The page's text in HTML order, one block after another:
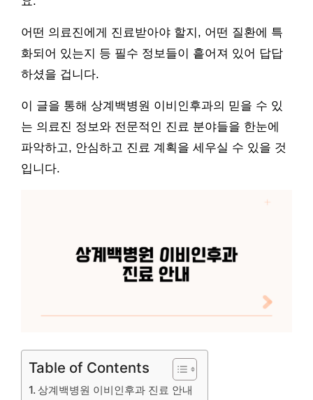
어떤 의료진에게 진료받아야 할지, 어떤 질환에 특
화되어 있는지 등 필수 정보들이 흩어져 있어 답답
하셨을 겁니다.
이 글을 통해 상계백병원 이비인후과의 믿을 수 있
는 의료진 정보와 전문적인 진료 분야들을 한눈에
파악하고, 안심하고 진료 계획을 세우실 수 있을 것
입니다.
Table of Contents
상계백병원 이비인후과 진료 안내